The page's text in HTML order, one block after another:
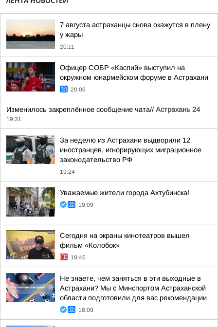
7 августа астраханцы снова окажутся в плену
у жары
20:11
Офицер СОБР «Каспий» выступил на
окружном юнармейском форуме в Астрахани
20:06
Изменилось закреплённое сообщение чата// Астрахань 24
19:31
За неделю из Астрахани выдворили 12
иностранцев, игнорирующих миграционное
законодательство РФ
19:24
Уважаемые жители города Ахтубинска!
19:09
Сегодня на экраны кинотеатров вышел
фильм «Колобок»
18:46
Не знаете, чем заняться в эти выходные в
Астрахани? Мы с Минспортом Астраханской
области подготовили для вас рекомендации
18:09